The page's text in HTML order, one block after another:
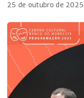
25 de outubro de 2025